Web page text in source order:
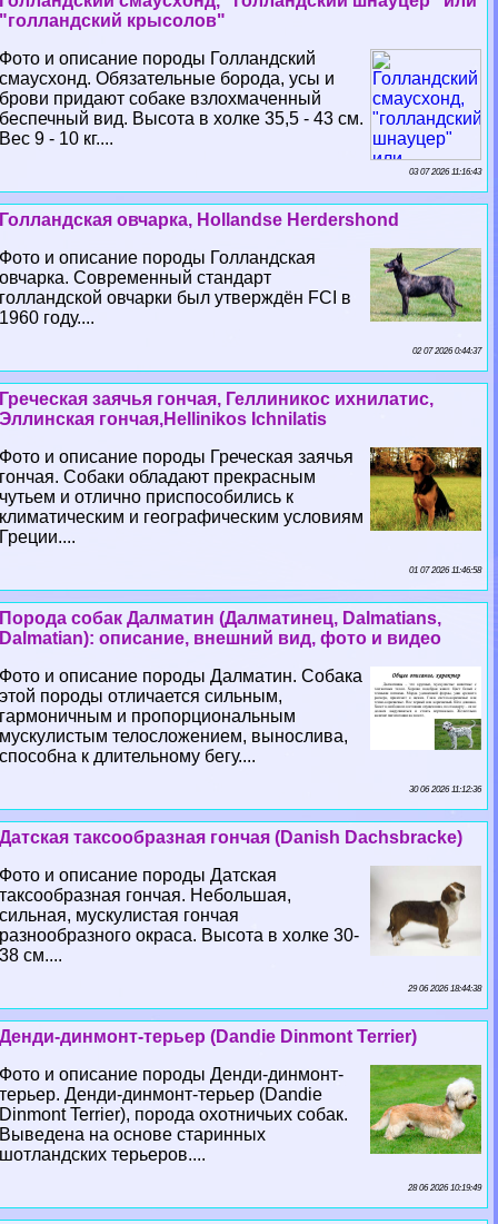
"голландский крысолов"
Фото и описание породы Голландский
смаусхонд. Обязательные борода, усы и
брови придают собаке взлохмаченный
беспечный вид. Высота в холке 35,5 - 43 см.
Вес 9 - 10 кг....
03 07 2026 11:16:43
Голландская овчарка, Hollandse Herdershond
Фото и описание породы Голландская
овчарка. Современный стандарт
голландской овчарки был утверждён FCI в
1960 году....
02 07 2026 0:44:37
Греческая заячья гончая, Геллиникос ихнилатис,
Эллинская гончая,Hellinikos Ichnilatis
Фото и описание породы Греческая заячья
гончая. Собаки обладают прекрасным
чутьем и отлично приспособились к
климатическим и географическим условиям
Греции....
01 07 2026 11:46:58
Порода собак Далматин (Далматинец, Dalmatians,
Dalmatian): описание, внешний вид, фото и видео
Фото и описание породы Далматин. Собака
этой породы отличается сильным,
гармоничным и пропорциональным
мускулистым телосложением, вынослива,
способна к длительному бегу....
30 06 2026 11:12:36
Датская таксообразная гончая (Danish Dachsbracke)
Фото и описание породы Датская
таксообразная гончая. Небольшая,
сильная, мускулистая гончая
разнообразного окраса. Высота в холке 30-
38 см....
29 06 2026 18:44:38
Денди-динмонт-терьер (Dandie Dinmont Terrier)
Фото и описание породы Денди-динмонт-
терьер. Денди-динмонт-терьер (Dandie
Dinmont Terrier), порода охотничьих собак.
Выведена на основе старинных
шотландских терьеров....
28 06 2026 10:19:49